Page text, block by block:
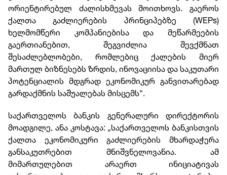
ორიენტირებულ ძალისხმევას მოითხოვს. გაეროს
ქალთა გაძლიერების პრინციპებზე (WEPs)
ხელმომწერი კომპანიებისა და მეწარმეების
გაერთიანებით, შეგვიძლია შევქმნათ
შესაძლებლობები, რომლებიც ქალების მიერ
მართულ ბიზნესებს ზრდის, ინოვაციისა და საკუთარი
პოტენციალის მდგრად ეკონომიკურ განვითარებად
გარდაქმნის საშუალებას მისცემს“.
საქართველოს ბანკის გენერალური დირექტორის
მოადგილე, ანა კოსტავა: „საქართველოს ბანკისთვის
ქალთა ეკონომიკური გაძლიერების მხარდაჭერა
განსაკუთრებით მნიშვნელოვანია. ამ
მიმართულებით არაერთ ინიციატივას